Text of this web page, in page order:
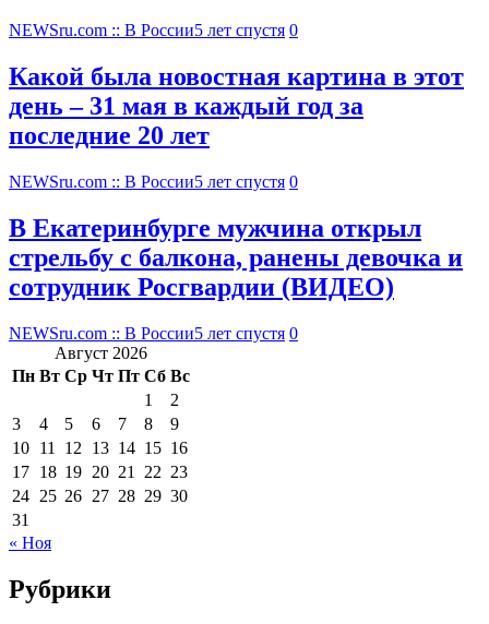
NEWSru.com :: В России5 лет спустя 0
Какой была новостная картина в этот
день – 31 мая в каждый год за
последние 20 лет
NEWSru.com :: В России5 лет спустя 0
В Екатеринбурге мужчина открыл
стрельбу с балкона, ранены девочка и
сотрудник Росгвардии (ВИДЕО)
NEWSru.com :: В России5 лет спустя 0
Август 2026
Пн Вт Ср Чт Пт Сб Вс
1
2
3
4 5 6 7 8
9
10 11 12 13 14 15 16
17 18 19 20 21 22 23
24 25 26 27 28 29 30
31
« Ноя
Рубрики